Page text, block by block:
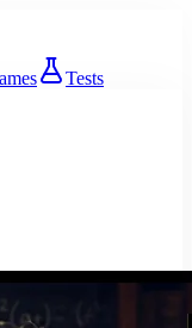
Tests